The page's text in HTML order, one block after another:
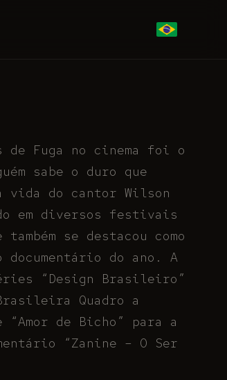
Fuga no cinema foi o
sabe o duro que
do cantor Wilson
em diversos festivais
se destacou como
do ano. A
“Design Brasileiro”
Quadro a
de Bicho” para a
“Zanine – O Ser